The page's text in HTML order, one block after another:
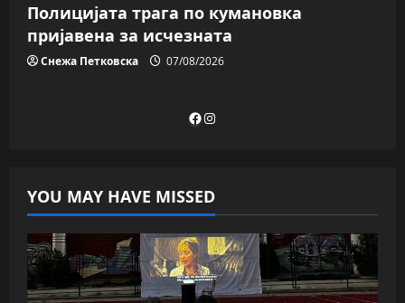
Полицијата трага пo кумановка
пријавена за исчезната
Снежа Петковска 07/08/2026
Facebook
Instagram
YOU MAY HAVE MISSED